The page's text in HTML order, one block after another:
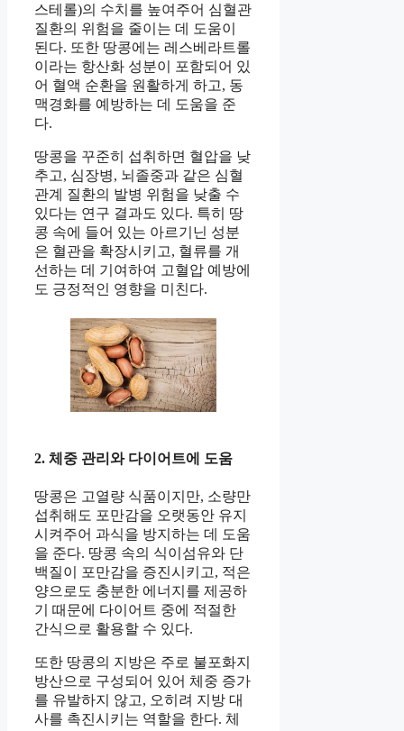
스테롤)의 수치를 높여주어 심혈관
질환의 위험을 줄이는 데 도움이
된다. 또한 땅콩에는 레스베라트롤
이라는 항산화 성분이 포함되어 있
어 혈액 순환을 원활하게 하고, 동
맥경화를 예방하는 데 도움을 준
다.
땅콩을 꾸준히 섭취하면 혈압을 낮
추고, 심장병, 뇌졸중과 같은 심혈
관계 질환의 발병 위험을 낮출 수
있다는 연구 결과도 있다. 특히 땅
콩 속에 들어 있는 아르기닌 성분
은 혈관을 확장시키고, 혈류를 개
선하는 데 기여하여 고혈압 예방에
도 긍정적인 영향을 미친다.
2. 체중 관리와 다이어트에 도움
땅콩은 고열량 식품이지만, 소량만
섭취해도 포만감을 오랫동안 유지
시켜주어 과식을 방지하는 데 도움
을 준다. 땅콩 속의 식이섬유와 단
백질이 포만감을 증진시키고, 적은
양으로도 충분한 에너지를 제공하
기 때문에 다이어트 중에 적절한
간식으로 활용할 수 있다.
또한 땅콩의 지방은 주로 불포화지
방산으로 구성되어 있어 체중 증가
를 유발하지 않고, 오히려 지방 대
사를 촉진시키는 역할을 한다. 체